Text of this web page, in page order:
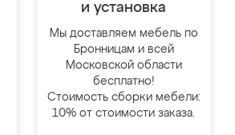
и установка
Мы доставляем мебель по
Бронницам и всей
Московской области
бесплатно!
Стоимость сборки мебели:
10% от стоимости заказа.